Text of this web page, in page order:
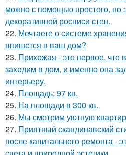
можно с помощью простого, но
декоративной росписи стен.
22. Мечтаете о системе
впишется в ваш дом?
23. Прихожая - это первое, что
заходим в дом, и именно она
интерьеру.
24. Площадь: 97 кв.
25. На площади в 300 кв.
26. Мы смотрим уютную
27. Приятный скандинавский
после капитального ремонта -